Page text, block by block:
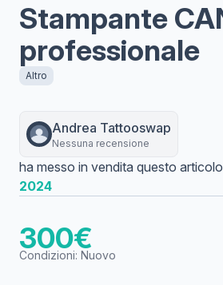
Stampante
professionale
Altro
Andrea Tattooswap
Nessuna recensione
ha messo in vendita questo
2024
300€
Condizioni: Nuovo